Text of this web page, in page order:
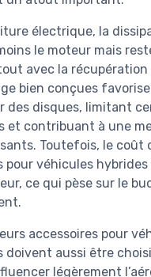
électrique, la
le moteur mais
avec la récupération
bien conçues
des disques, limitant
et contribuant à une
Toutefois, le coût
pour véhicules
ce qui pèse sur le
accessoires pour
doivent aussi être
légèrement